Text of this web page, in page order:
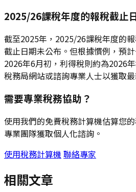
2025/26課稅年度的報稅截止
截至2025年，2025/26課稅年度的
截止日期未公布。但根據慣例，預
2026年6月初，利得稅則約為2026
稅務局網站或諮詢專業人士以獲取最
需要專業稅務協助？
使用我們的免費稅務計算機估算您
專業團隊獲取個人化諮詢。
使用稅務計算機 聯絡專家
相關文章